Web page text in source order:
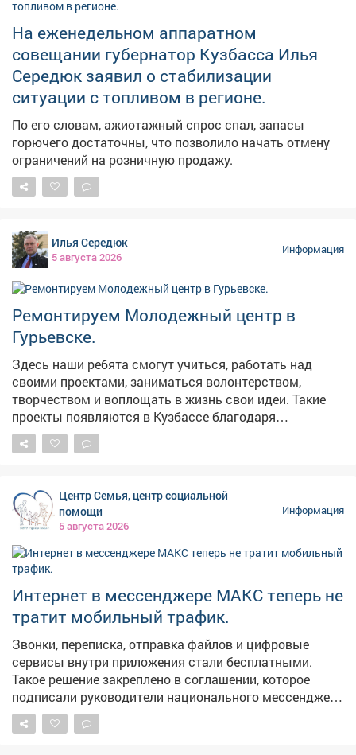
На еженедельном аппаратном
совещании губернатор Кузбасса Илья
Середюк заявил о стабилизации
ситуации с топливом в регионе.
По его словам, ажиотажный спрос спал, запасы
горючего достаточны, что позволило начать отмену
ограничений на розничную продажу.
Илья Середюк
5 августа 2026
Информация
Ремонтируем Молодежный центр в
Гурьевске.
Здесь наши ребята смогут учиться, работать над
своими проектами, заниматься волонтерством,
творчеством и воплощать в жизнь свои идеи. Такие
проекты появляются в Кузбассе благодаря
федеральной поддержке - в том числе национальному
проекту «Молодежь и дети». Мы работаем над тем,
максимальные результаты в виде молодежных
центров, социальных учреждений, культурных и
образовательных площадок. Каждая новая точка
инвестиция в будущее. У ребят появляется больше
возможностей для самореализации, они могут
активнее включаться в жизнь своих городов и
поселков. Тем самым - связывают свое будущее с
Кузбассом. В следующем году откроем такое же
пространство в Киселевске.
Центр Семья, центр социальной
помощи
5 августа 2026
Информация
Интернет в мессенджере МАКС теперь не
тратит мобильный трафик.
Звонки, переписка, отправка файлов и цифровые
сервисы внутри приложения стали бесплатными.
Такое решение закреплено в соглашении, которое
подписали руководители национального мессенджера
и крупнейших операторов связи.